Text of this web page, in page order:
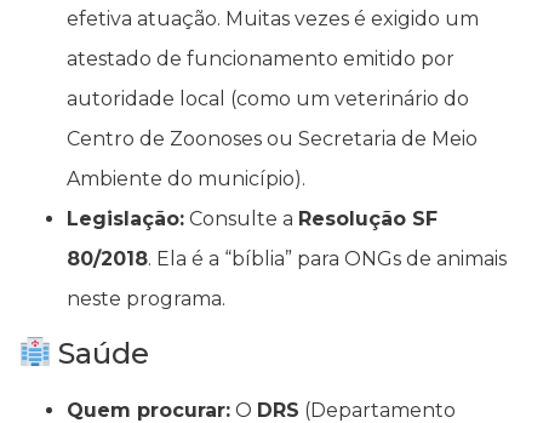
efetiva atuação. Muitas vezes é exigido um
atestado de funcionamento emitido por
autoridade local (como um veterinário do
Centro de Zoonoses ou Secretaria de Meio
Ambiente do município).
Legislação: Consulte a Resolução SF
80/2018. Ela é a “bíblia” para ONGs de animais
neste programa.
Saúde
Quem procurar: O DRS (Departamento